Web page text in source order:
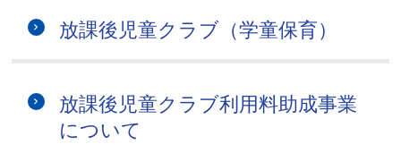
放課後児童クラブ（学童保育）
放課後児童クラブ利用料助成事業
について